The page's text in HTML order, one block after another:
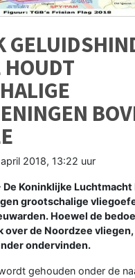
HOUDT
2018, 13:22 uur
De Koninklijke
grootschalige
Hoewel de
de Noordzee vliegen,
ondervinden.
gehouden onder de